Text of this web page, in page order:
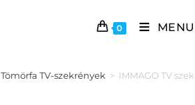
0 MENU
Tömörfa TV-szekrények > IMMAGO TV